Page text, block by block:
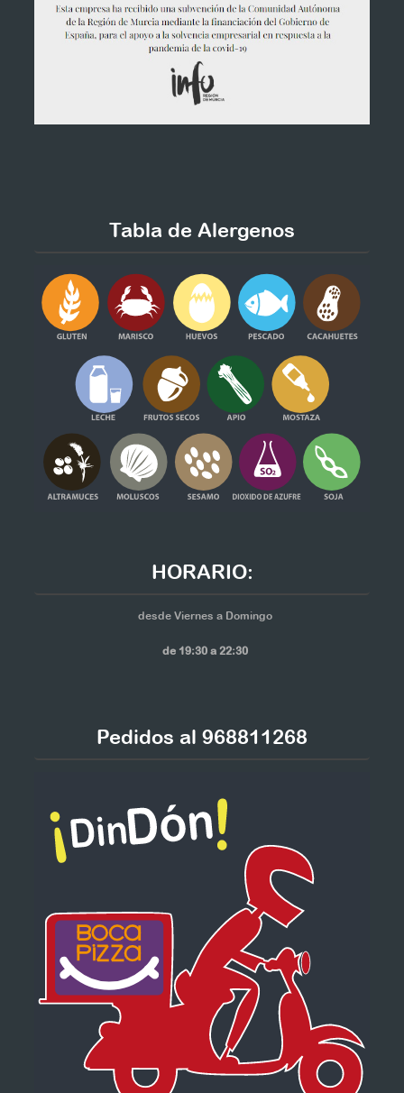
Tabla de Alergenos
HORARIO:
desde Viernes a Domingo
de 19:30 a 22:30
Pedidos al 968811268